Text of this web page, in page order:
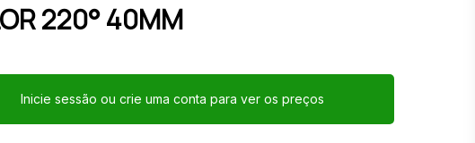
220° 40MM
Inicie sessão ou crie uma conta para ver os preços